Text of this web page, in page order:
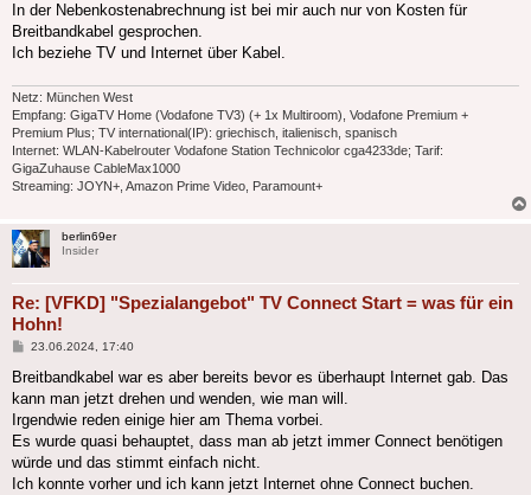
In der Nebenkostenabrechnung ist bei mir auch nur von Kosten für
Breitbandkabel gesprochen.
Ich beziehe TV und Internet über Kabel.
Netz: München West
Empfang: GigaTV Home (Vodafone TV3) (+ 1x Multiroom), Vodafone Premium +
Premium Plus; TV international(IP): griechisch, italienisch, spanisch
Internet: WLAN-Kabelrouter Vodafone Station Technicolor cga4233de; Tarif:
GigaZuhause CableMax1000
Streaming: JOYN+, Amazon Prime Video, Paramount+
berlin69er
Insider
Re: [VFKD] "Spezialangebot" TV Connect Start = was für ein
Hohn!
Beitrag
23.06.2024, 17:40
Breitbandkabel war es aber bereits bevor es überhaupt Internet gab. Das
kann man jetzt drehen und wenden, wie man will.
Irgendwie reden einige hier am Thema vorbei.
Es wurde quasi behauptet, dass man ab jetzt immer Connect benötigen
würde und das stimmt einfach nicht.
Ich konnte vorher und ich kann jetzt Internet ohne Connect buchen.